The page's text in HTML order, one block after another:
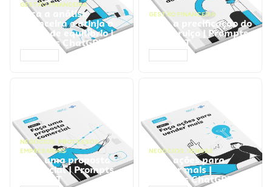
GESTÃO FINANCEIRA
Faça a análise
financeira e atinja o
ponto de equilíbrio |
Prompts ChatGPT
GESTÃO FINANCEIRA
Faça a precificação do
seu serviço | Prompts
ChatGPT
NEGÓCIOS, PROCESSOS
EMPRESARIAIS
Faça uma proposta
comercial | Prompts
ChatGPT
NEGÓCIOS, VENDAS
Faça ações para
vender mais |
Prompts ChatGPT